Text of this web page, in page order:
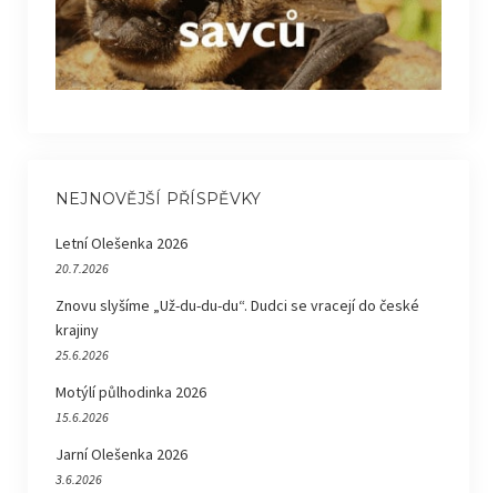
NEJNOVĚJŠÍ PŘÍSPĚVKY
Letní Olešenka 2026
20.7.2026
Znovu slyšíme „Už-du-du-du“. Dudci se vracejí do české
krajiny
25.6.2026
Motýlí půlhodinka 2026
15.6.2026
Jarní Olešenka 2026
3.6.2026